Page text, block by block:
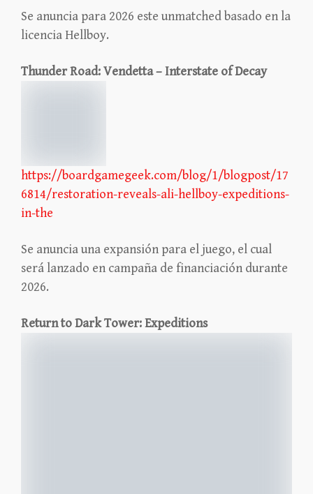
Se anuncia para 2026 este unmatched basado en la
licencia Hellboy.
Thunder Road: Vendetta – Interstate of Decay
https://boardgamegeek.com/blog/1/blogpost/17
6814/restoration-reveals-ali-hellboy-expeditions-
in-the
Se anuncia una expansión para el juego, el cual
será lanzado en campaña de financiación durante
2026.
Return to Dark Tower: Expeditions